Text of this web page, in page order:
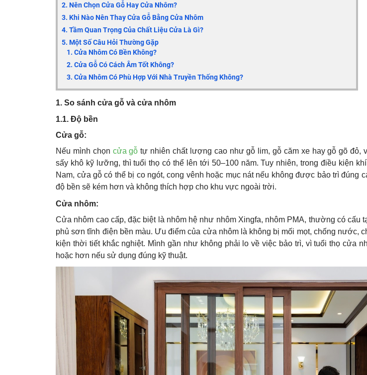
2. Nên Chọn Cửa Gỗ Hay Cửa Nhôm?
3. Khi Nào Nên Thay Cửa Gỗ Bằng Cửa Nhôm
4. Tầm Quan Trọng Của Chất Liệu Cửa Là Gì?
5. Một Số Câu Hỏi Thường Gặp
1. Cửa Nhôm Có Bền Không?
2. Cửa Gỗ Có Cách Âm Tốt Không?
3. Cửa Nhôm Có Phù Hợp Với Nhà Truyền Thống Không?
1. So sánh cửa gỗ và cửa nhôm
1.1. Độ bền
Cửa gỗ:
Nếu mình chọn cửa gỗ tự nhiên chất lượng cao như gỗ lim, gỗ căm xe hay gỗ gõ đỏ,
sấy khô kỹ lưỡng, thì tuổi thọ có thể lên tới 50–100 năm. Tuy nhiên, trong điều kiện
Nam, cửa gỗ có thể bị co ngót, cong vênh hoặc mục nát nếu không được bảo trì đúng
độ bền sẽ kém hơn và không thích hợp cho khu vực ngoài trời.
Cửa nhôm:
Cửa nhôm cao cấp, đặc biệt là nhôm hệ như nhôm Xingfa, nhôm PMA, thường có cấu
phủ sơn tĩnh điện bền màu. Ưu điểm của cửa nhôm là không bị mối mọt, chống nước,
kiện thời tiết khắc nghiệt. Mình gần như không phải lo về việc bảo trì, vì tuổi thọ cửa
hoặc hơn nếu sử dụng đúng kỹ thuật.